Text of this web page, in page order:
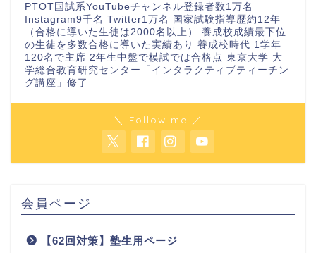
PTOT国試系YouTubeチャンネル登録者数1万名
Instagram9千名 Twitter1万名 国家試験指導歴約12年
（合格に導いた生徒は2000名以上） 養成校成績最下位
の生徒を多数合格に導いた実績あり 養成校時代 1学年
120名で主席 2年生中盤で模試では合格点 東京大学 大
学総合教育研究センター「インタラクティブティーチン
グ講座」修了
＼ Follow me ／
会員ページ
【62回対策】塾生用ページ